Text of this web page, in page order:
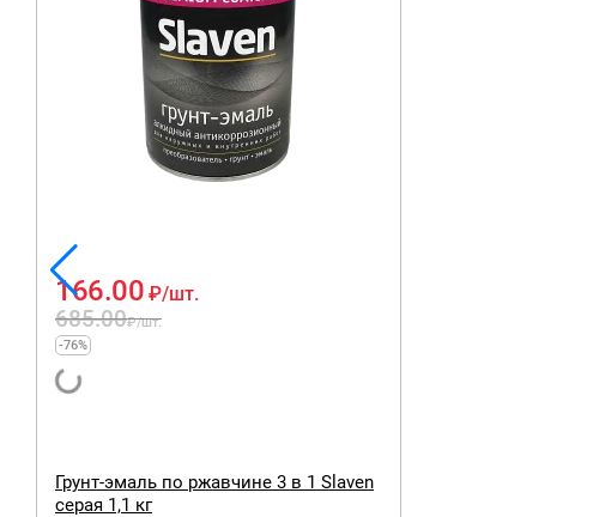
685.00₽/шт.
166.00 ₽/шт.
-76%
Грунт-эмаль по ржавчине 3 в 1 Slaven
серая 1,1 кг